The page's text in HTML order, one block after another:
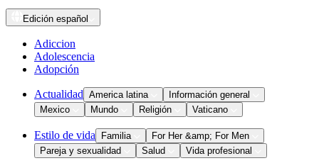
Edición español
Adiccion
Adolescencia
Adopción
Actualidad America latina
Información general
Mexico
Mundo Religión Vaticano
Estilo de vida Familia
For Her &amp; For Men
Pareja y sexualidad
Salud Vida profesional